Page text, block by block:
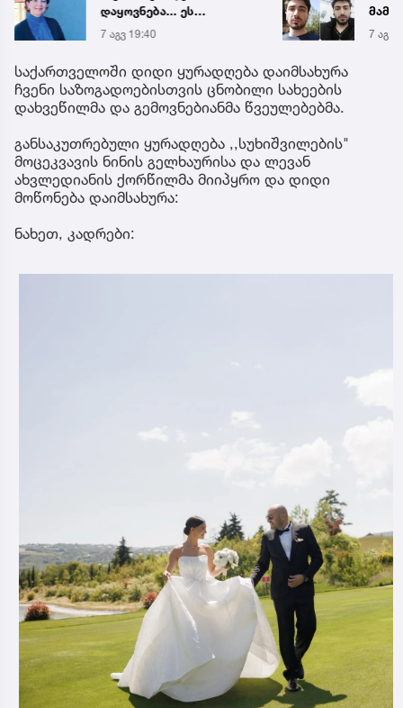
დაყოვნება... ეს
დაავადება ყალიბდება 72
საათში“ - ექიმის
საგანგებო გაფრთხილება
7 აგვ 19:40 7 აგვ
საქართველოში დიდი ყურადღება დაიმსახურა
ჩვენი საზოგადოებისთვის ცნობილი სახეების
დახვეწილმა და გემოვნებიანმა წვეულებებმა.
განსაკუთრებული ყურადღება ,,სუხიშვილების"
მოცეკვავის ნინის გელხაურისა და ლევან
ახვლედიანის ქორწილმა მიიპყრო და დიდი
მოწონება დაიმსახურა:
ნახეთ, კადრები: